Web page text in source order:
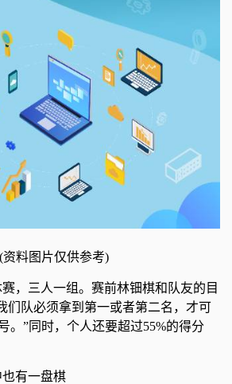
(资料图片仅供参考)
，三人一组。赛前林钿棋和队友的目
们队必须拿到第一或者第二名，才可
。”同时，个人还要超过55%的得分
有一盘棋